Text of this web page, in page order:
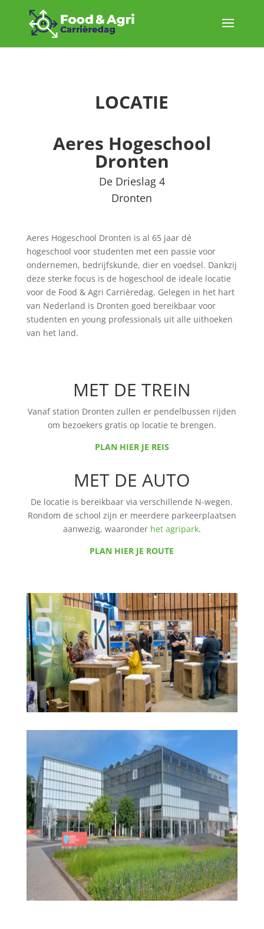
LOCATIE
Aeres Hogeschool
Dronten
De Drieslag 4
Dronten
Aeres Hogeschool Dronten is al 65 jaar dé
hogeschool voor studenten met een passie voor
ondernemen, bedrijfskunde, dier en voedsel. Dankzij
deze sterke focus is de hogeschool de ideale locatie
voor de Food & Agri Carrièredag. Gelegen in het hart
van Nederland is Dronten goed bereikbaar voor
studenten en young professionals uit alle uithoeken
van het land.
MET DE TREIN
Vanaf station Dronten zullen er pendelbussen rijden
om bezoekers gratis op locatie te brengen.
PLAN HIER JE REIS
MET DE AUTO
De locatie is bereikbaar via verschillende N-wegen.
Rondom de school zijn er meerdere parkeerplaatsen
aanwezig, waaronder het agripark.
PLAN HIER JE ROUTE